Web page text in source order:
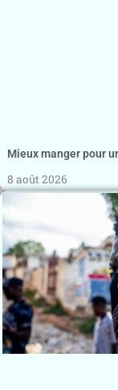
Mieux manger pour
8 août 2026